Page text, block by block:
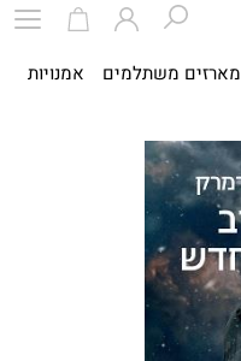
מארזים משתלמים אמנויות